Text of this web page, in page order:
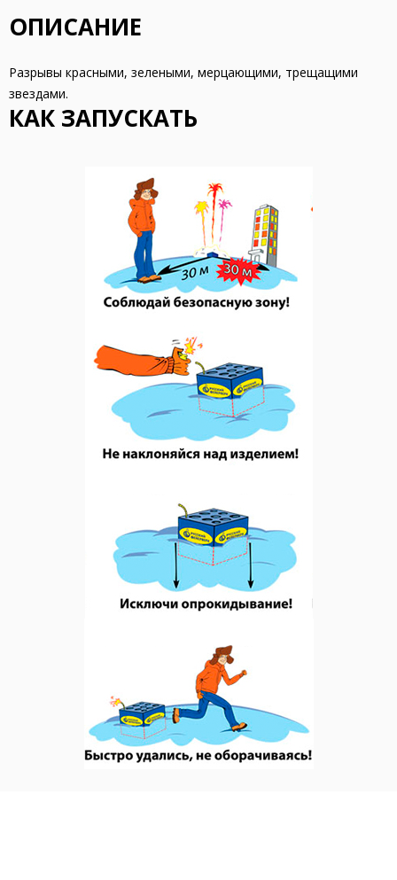
ОПИСАНИЕ
Разрывы красными, зелеными, мерцающими, трещащими
звездами.
КАК ЗАПУСКАТЬ